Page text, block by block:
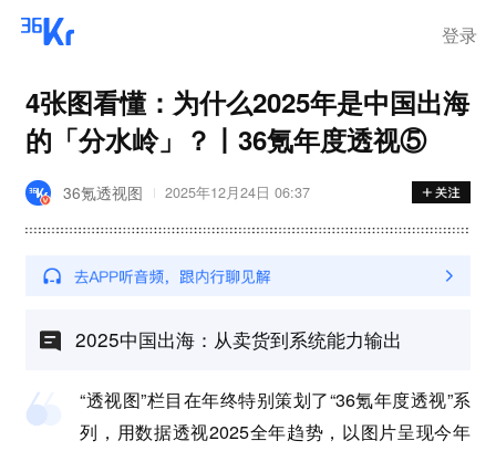
登录
4张图看懂：为什么2025年是中国出海
的「分水岭」？丨36氪年度透视⑤
36氪透视图 2025年12月24日 06:37
2025中国出海：从卖货到系统能力输出
“透视图”栏目在年终特别策划了“36氪年度透视”系
列，用数据透视2025全年趋势，以图片呈现今年